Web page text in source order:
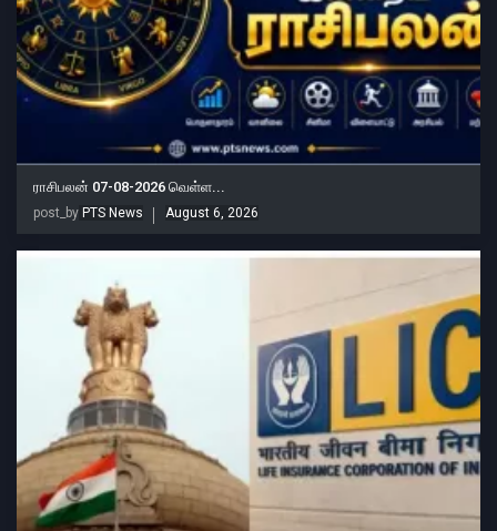
ராசிபலன் 07-08-2026 வெள்ள...
post_by PTS News August 6, 2026